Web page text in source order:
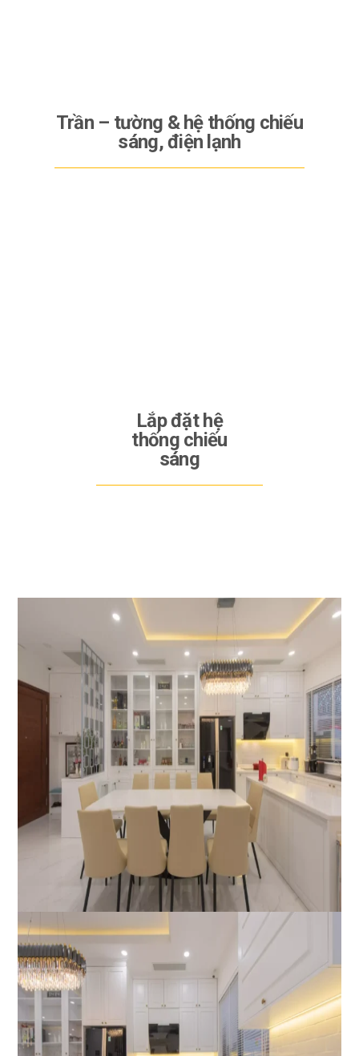
Trần – tường & hệ thống chiếu
sáng, điện lạnh
Lắp đặt hệ
thống chiếu
sáng